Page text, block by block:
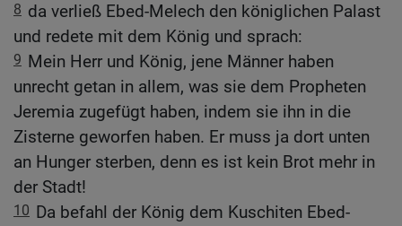
8 da verließ Ebed-Melech den königlichen Palast
und redete mit dem König und sprach:
9 Mein Herr und König, jene Männer haben
unrecht getan in allem, was sie dem Propheten
Jeremia zugefügt haben, indem sie ihn in die
Zisterne geworfen haben. Er muss ja dort unten
an Hunger sterben, denn es ist kein Brot mehr in
der Stadt!
10 Da befahl der König dem Kuschiten Ebed-